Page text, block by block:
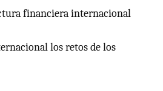
financiera internacional
los retos de los